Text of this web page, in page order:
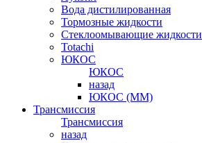
Вода дистилированная
Тормозные жидкости
Стеклоомывающие жидкости
Totachi
ЮКОС
ЮКОС
назад
ЮКОС (ММ)
Трансмиссия
Трансмиссия
назад